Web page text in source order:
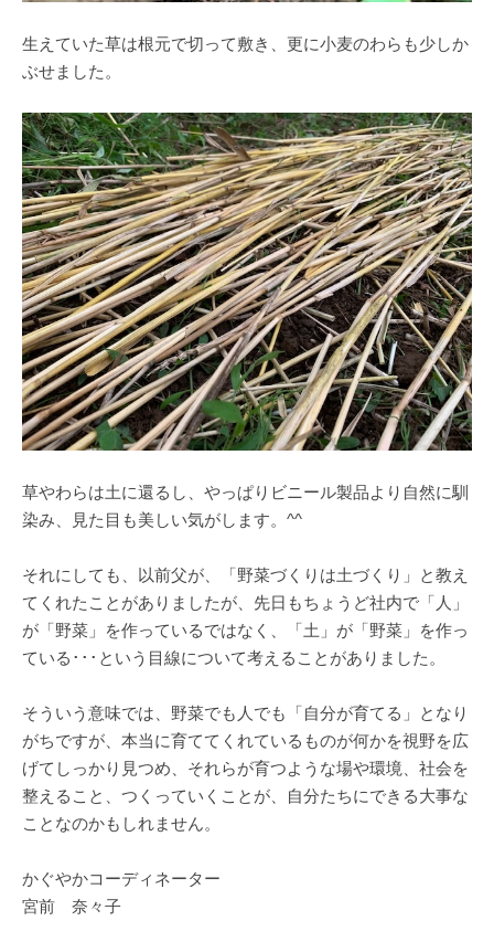
生えていた草は根元で切って敷き、更に小麦のわらも少しか
ぶせました。
草やわらは土に還るし、やっぱりビニール製品より自然に馴
染み、見た目も美しい気がします。^^
それにしても、以前父が、「野菜づくりは土づくり」と教え
てくれたことがありましたが、先日もちょうど社内で「人」
が「野菜」を作っているではなく、「土」が「野菜」を作っ
ている･･･という目線について考えることがありました。
そういう意味では、野菜でも人でも「自分が育てる」となり
がちですが、本当に育ててくれているものが何かを視野を広
げてしっかり見つめ、それらが育つような場や環境、社会を
整えること、つくっていくことが、自分たちにできる大事な
ことなのかもしれません。
かぐやかコーディネーター
宮前 奈々子